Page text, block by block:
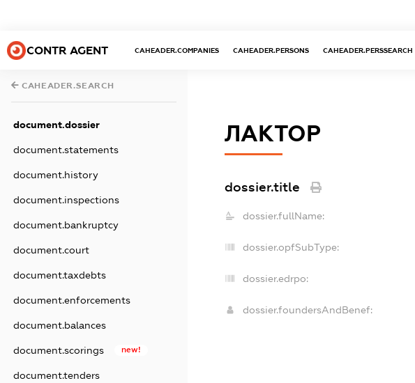
CONTR AGENT CAHEADER.COMPANIES CAHEADER.PERSONS CAHEADER.PERSSEARCH
CAHEADER.SEARCH
document.dossier
document.statements
document.history
document.inspections
document.bankruptcy
document.court
document.taxdebts
document.enforcements
document.balances
document.scorings new!
document.tenders
ЛАКТОР
dossier.title
dossier.fullName:
dossier.opfSubType:
dossier.edrpo:
dossier.foundersAndBenef: